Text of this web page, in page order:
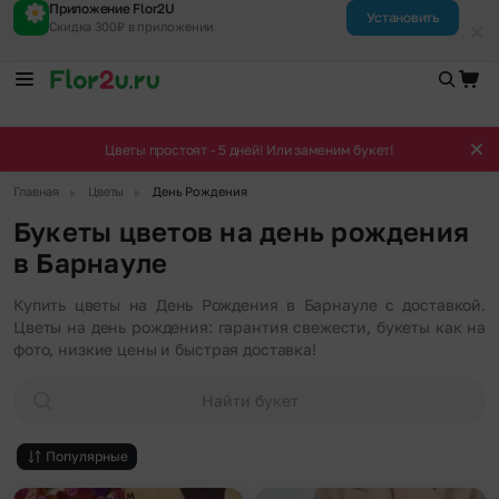
Приложение Flor2U
Скидка 300₽ в приложении
Установить
Цветы простоят - 5 дней! Или заменим букет!
Главная Цветы День Рождения
Букеты цветов на день рождения
в Барнауле
Купить цветы на День Рождения в Барнауле с доставкой.
Цветы на день рождения: гарантия свежести, букеты как на
фото, низкие цены и быстрая доставка!
Найти букет
Популярные